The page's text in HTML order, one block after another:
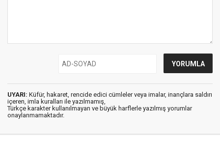
UYARI: Küfür, hakaret, rencide edici cümleler veya imalar, inançlara saldırı
içeren, imla kuralları ile yazılmamış,
Türkçe karakter kullanılmayan ve büyük harflerle yazılmış yorumlar
onaylanmamaktadır.